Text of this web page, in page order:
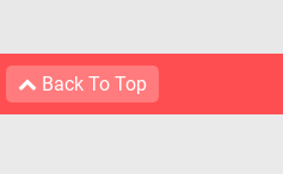
Back To Top